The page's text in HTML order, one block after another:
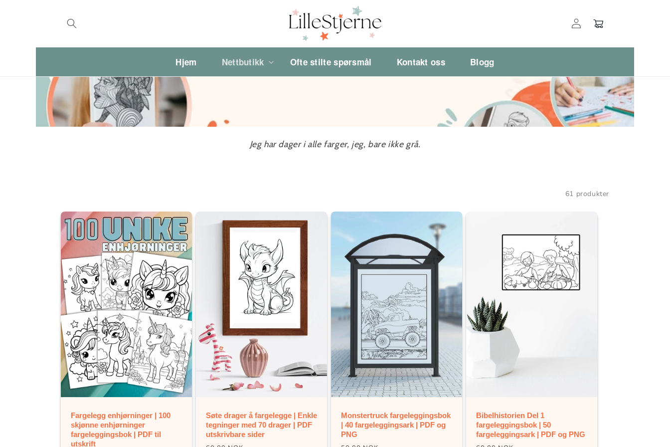
Hjem Nettbutikk Ofte stilte spørsmål Kontakt oss Blogg
Logg
inn
Handlekurv
Jeg har dager i alle farger, jeg, bare ikke grå.
61 produkter
Fargelegg enhjørninger | 100
skjønne enhjørninger
fargeleggingsbok | PDF til
utskrift
Søte drager å fargelegge | Enkle
tegninger med 70 drager | PDF
utskrivbare sider
Monstertruck fargeleggingsbok
| 40 fargeleggingsark | PDF og
PNG
Bibelhistorien Del 1
fargeleggingsbok | 50
fargeleggingsark | PDF og PNG